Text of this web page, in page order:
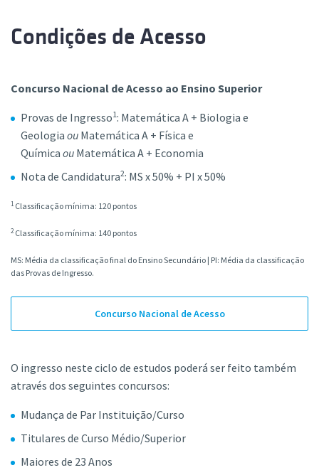
faculdades da ULisboa, de áreas como Gestão,
Economia, Letras, Psicologia, Artes Visuais ou
Humanidades, Artes e Ciências Sociais
Condições de Acesso
Concurso Nacional de Acesso ao Ensino Superior
Provas de Ingresso1: Matemática A + Biologia e
Geologia ou Matemática A + Física e
Química ou Matemática A + Economia
Nota de Candidatura2: MS x 50% + PI x 50%
1 Classificação mínima: 120 pontos
2Classificação mínima: 140 pontos
MS: Média da classificação final do Ensino Secundário | PI: Média da classificação
das Provas de Ingresso.
Concurso Nacional de Acesso
O ingresso neste ciclo de estudos poderá ser feito também
através dos seguintes concursos:
Mudança de Par Instituição/Curso
Titulares de Curso Médio/Superior
Maiores de 23 Anos